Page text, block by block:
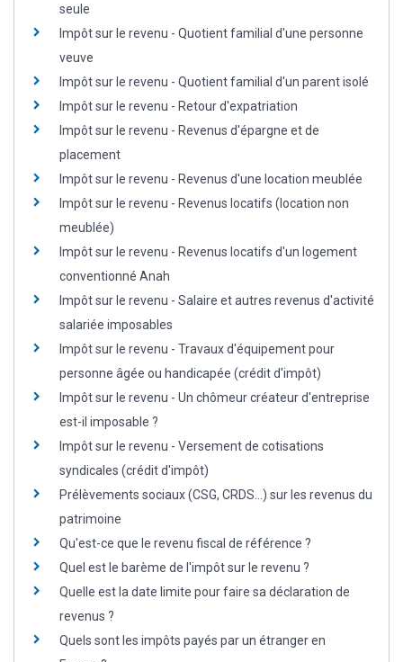
seule
Impôt sur le revenu - Quotient familial d'une personne
veuve
Impôt sur le revenu - Quotient familial d'un parent isolé
Impôt sur le revenu - Retour d'expatriation
Impôt sur le revenu - Revenus d'épargne et de
placement
Impôt sur le revenu - Revenus d'une location meublée
Impôt sur le revenu - Revenus locatifs (location non
meublée)
Impôt sur le revenu - Revenus locatifs d'un logement
conventionné Anah
Impôt sur le revenu - Salaire et autres revenus d'activité
salariée imposables
Impôt sur le revenu - Travaux d'équipement pour
personne âgée ou handicapée (crédit d'impôt)
Impôt sur le revenu - Un chômeur créateur d'entreprise
est-il imposable ?
Impôt sur le revenu - Versement de cotisations
syndicales (crédit d'impôt)
Prélèvements sociaux (CSG, CRDS...) sur les revenus du
patrimoine
Qu'est-ce que le revenu fiscal de référence ?
Quel est le barème de l'impôt sur le revenu ?
Quelle est la date limite pour faire sa déclaration de
revenus ?
Quels sont les impôts payés par un étranger en